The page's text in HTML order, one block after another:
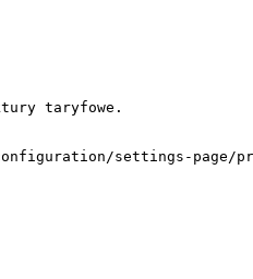
taryfowe.
settings-